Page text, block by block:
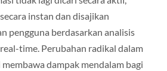
instan dan disajikan
pengguna berdasarkan analisis
time. Perubahan radikal dalam
dampak mendalam bagi